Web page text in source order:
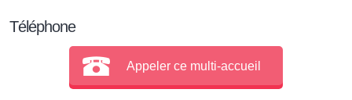
Téléphone
Appeler ce multi-accueil